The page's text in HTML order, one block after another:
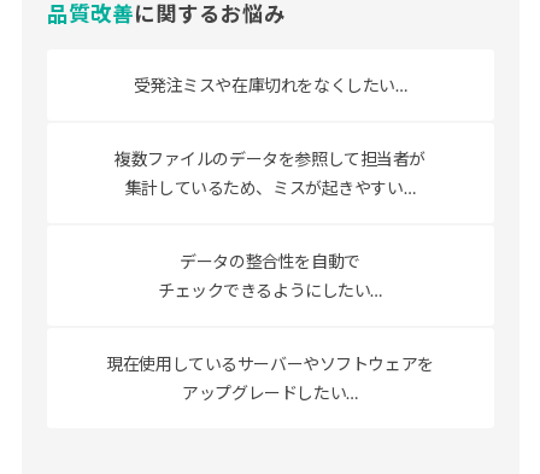
品質改善に関するお悩み
受発注ミスや在庫切れをなくしたい…
複数ファイルのデータを参照して担当者が
集計しているため、ミスが起きやすい…
データの整合性を自動で
チェックできるようにしたい…
現在使用しているサーバーやソフトウェアを
アップグレードしたい…